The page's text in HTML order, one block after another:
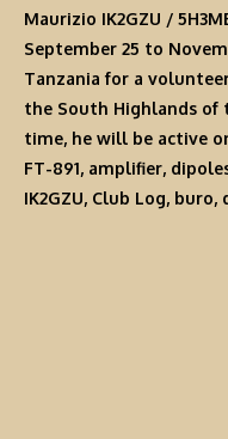
Maurizio IK2GZU /
September 25 to
Tanzania for a
the South Highlands of
time, he will be active
FT-891, amplifier,
IK2GZU, Club Log, buro,